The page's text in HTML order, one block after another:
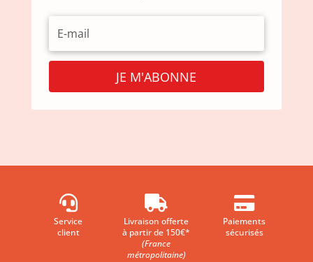
JE M'ABONNE

Service
client

Livraison offerte
à partir de 150€*
(France
métropolitaine)

Paiements
sécurisés